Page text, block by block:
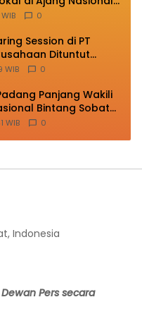
0
Session di PT
Dituntut
WIB 0
Panjang Wakili
Bintang Sobat
WIB 0
Indonesia
Pers secara